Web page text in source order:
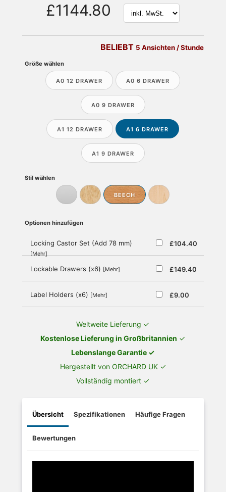
£1144.80
BELIEBT 5 Ansichten / Stunde
Größe wählen
A0 12 DRAWER A0 6 DRAWER
A0 9 DRAWER
A1 12 DRAWER A1 6 DRAWER
A1 9 DRAWER
Stil wählen
BEECH
Optionen hinzufügen
£104.40
Locking Castor Set (Add 78 mm)
[Mehr]
£149.40
Lockable Drawers (x6) [Mehr]
£9.00
Label Holders (x6) [Mehr]
Weltweite Lieferung ✓
Kostenlose Lieferung in Großbritannien ✓
Lebenslange Garantie ✓
Hergestellt von ORCHARD UK ✓
Vollständig montiert ✓
Übersicht Spezifikationen Häufige Fragen
Bewertungen